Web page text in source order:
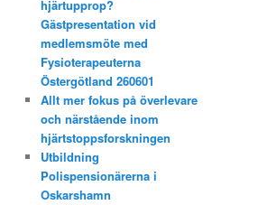
hjärtupprop?
Gästpresentation vid
medlemsmöte med
Fysioterapeuterna
Östergötland 260601
Allt mer fokus på överlevare
och närstående inom
hjärtstoppsforskningen
Utbildning
Polispensionärerna i
Oskarshamn